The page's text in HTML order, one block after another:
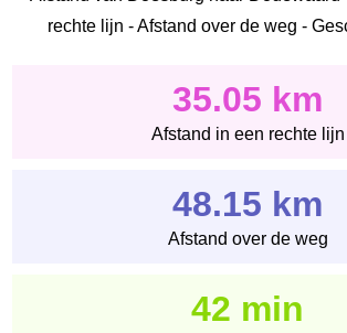
rechte lijn - Afstand over de weg -
35.05 km
Afstand in een rechte lijn
48.15 km
Afstand over de weg
42 min